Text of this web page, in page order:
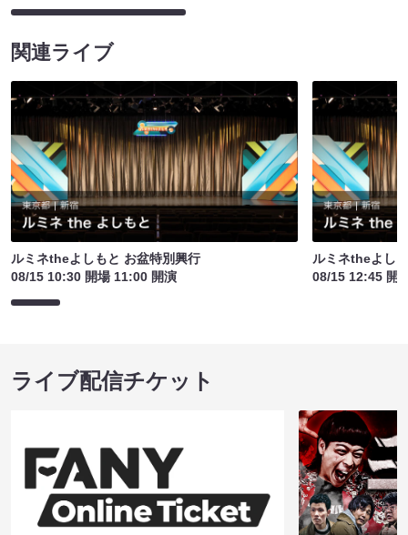
関連ライブ
ルミネtheよしもと お盆特別興行
08/15 10:30 開場 11:00 開演
ルミネtheよし
08/15 12:45 開
ライブ配信チケット